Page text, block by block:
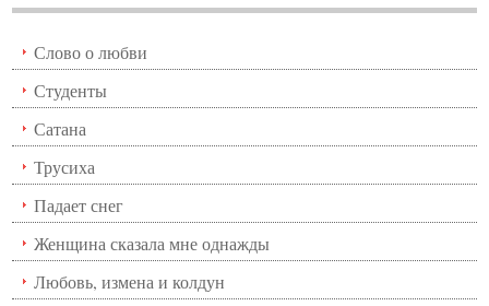
Слово о любви
Студенты
Сатана
Трусиха
Падает снег
Женщина сказала мне однажды
Любовь, измена и колдун